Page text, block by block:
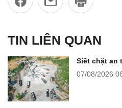
TIN LIÊN QUAN
Siết chặt an
07/08/2026